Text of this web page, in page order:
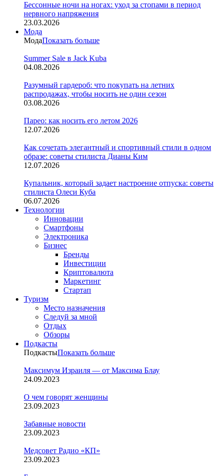
Бессонные ночи на ногах: уход за стопами в период
нервного напряжения
23.03.2026
Мода
МодаПоказать больше
Summer Sale в Jack Kuba
04.08.2026
Разумный гардероб: что покупать на летних
распродажах, чтобы носить не один сезон
03.08.2026
Парео: как носить его летом 2026
12.07.2026
Как сочетать элегантный и спортивный стили в одном
образе: советы стилиста Дианы Ким
12.07.2026
Купальник, который задает настроение отпуска: советы
стилиста Олеси Куба
06.07.2026
Технологии
Инновации
Смартфоны
Электроника
Бизнес
Бренды
Инвестиции
Криптовалюта
Маркетинг
Стартап
Туризм
Место назначения
Следуй за мной
Отдых
Обзоры
Подкасты
ПодкастыПоказать больше
Максимум Израиля — от Максима Блау
24.09.2023
О чем говорят женщины
23.09.2023
Забавные новости
23.09.2023
Медсовет Радио «КП»
23.09.2023